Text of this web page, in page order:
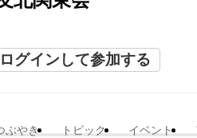
ログインして参加する
ぶやき トピック イベント